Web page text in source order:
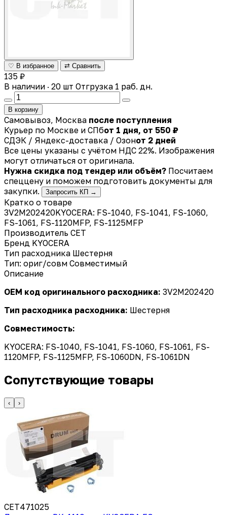
♡ В избранное ⇄ Сравнить
135 ₽
В наличии · 20 шт Отгрузка 1 раб. дн.
В корзину
Самовывоз, Москва после поступления
Курьер по Москве и СПбот 1 дня, от 550 ₽
СДЭК / Яндекс-доставка / Озонот 2 дней
Все цены указаны с учётом НДС 22%. Изображения
могут отличаться от оригинала.
Нужна скидка под тендер или объём? Посчитаем
спеццену и поможем подготовить документы для
закупки.
Запросить КП →
Кратко о товаре
3V2M202420KYOCERA: FS-1040, FS-1041, FS-1060,
FS-1061, FS-1120MFP, FS-1125MFP
Производитель CET
Бренд KYOCERA
Тип расходника Шестерня
Тип: ориг/совм Совместимый
Описание
OEM код оригинального расходника: 3V2M202420
Тип расходника расходника: Шестерня
Совместимость:
KYOCERA: FS-1040, FS-1041, FS-1060, FS-1061, FS-
1120MFP, FS-1125MFP, FS-1060DN, FS-1061DN
Сопутствующие товары
‹ ›
CET471025